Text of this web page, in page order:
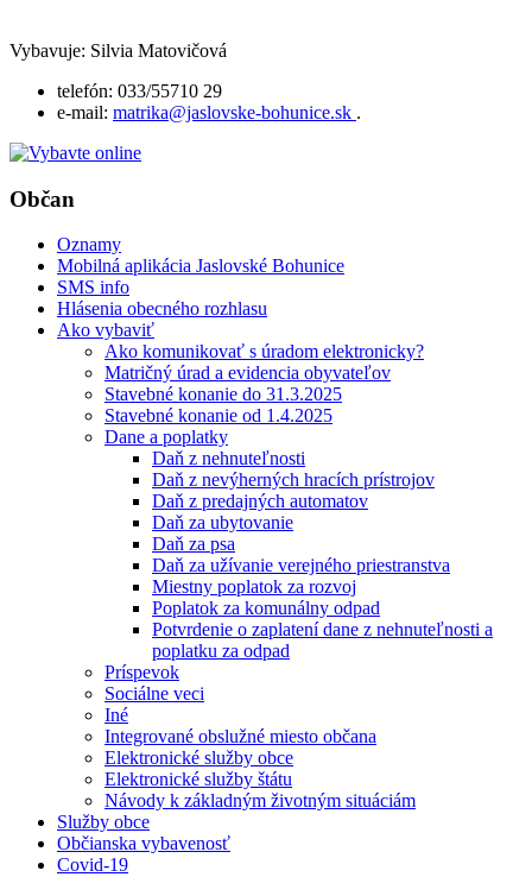
Vybavuje: Silvia Matovičová
telefón: 033/55710 29
e-mail: matrika@jaslovske-bohunice.sk .
Občan
Oznamy
Mobilná aplikácia Jaslovské Bohunice
SMS info
Hlásenia obecného rozhlasu
Ako vybaviť
Ako komunikovať s úradom elektronicky?
Matričný úrad a evidencia obyvateľov
Stavebné konanie do 31.3.2025
Stavebné konanie od 1.4.2025
Dane a poplatky
Daň z nehnuteľnosti
Daň z nevýherných hracích prístrojov
Daň z predajných automatov
Daň za ubytovanie
Daň za psa
Daň za užívanie verejného priestranstva
Miestny poplatok za rozvoj
Poplatok za komunálny odpad
Potvrdenie o zaplatení dane z nehnuteľnosti a
poplatku za odpad
Príspevok
Sociálne veci
Iné
Integrované obslužné miesto občana
Elektronické služby obce
Elektronické služby štátu
Návody k základným životným situáciám
Služby obce
Občianska vybavenosť
Covid-19